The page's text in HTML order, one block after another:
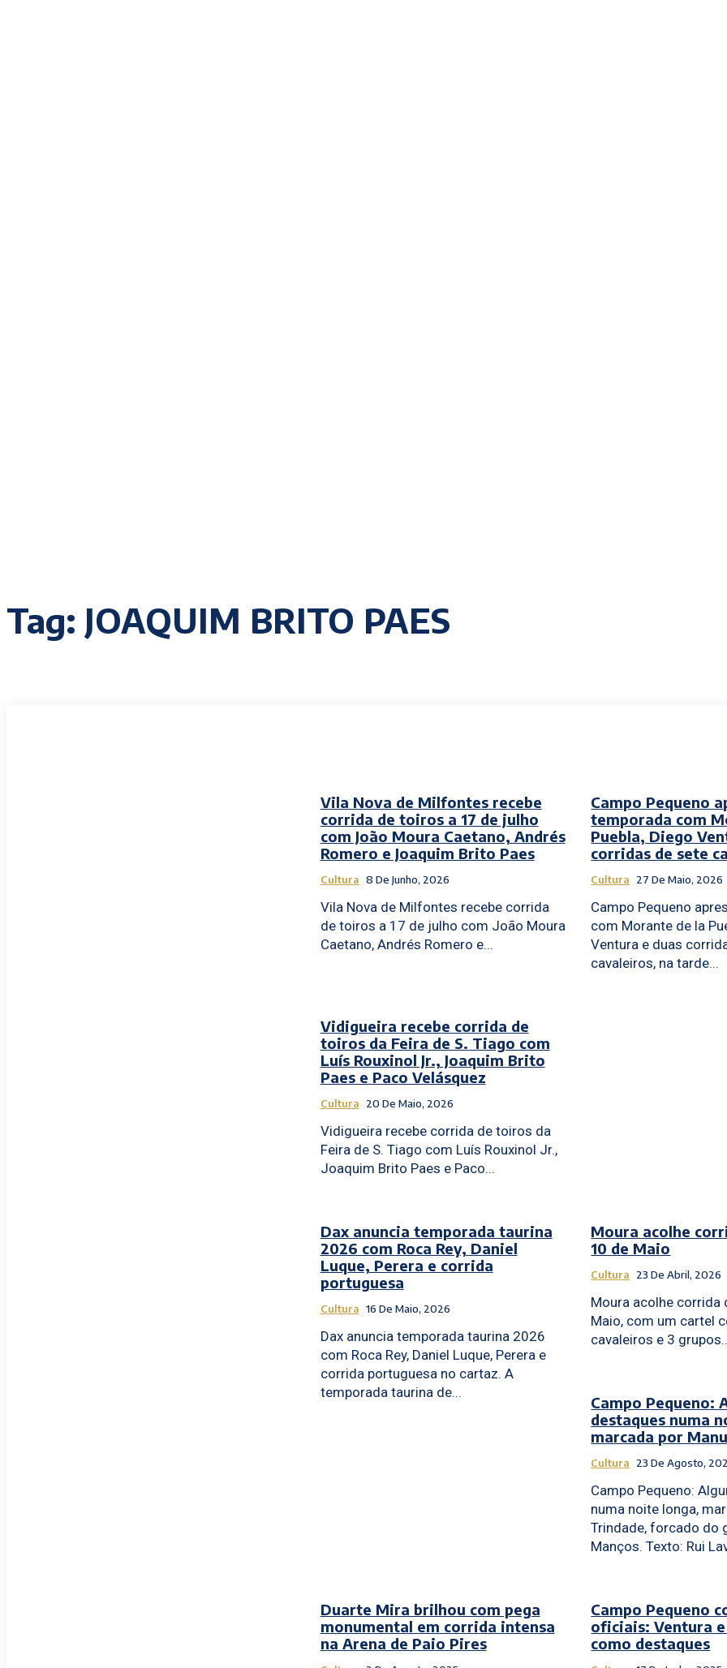
Tag: JOAQUIM BRITO PAES
Vila Nova de Milfontes recebe
corrida de toiros a 17 de julho
com João Moura Caetano, Andrés
Romero e Joaquim Brito Paes
Cultura 8 De Junho, 2026
Vila Nova de Milfontes recebe corrida
de toiros a 17 de julho com João Moura
Caetano, Andrés Romero e...
Campo Pequeno
temporada com
Puebla, Diego
corridas de sete
Cultura 27 De Maio, 2026
Campo Pequeno
com Morante de la
Ventura e duas
cavaleiros, na tarde...
Vidigueira recebe corrida de
toiros da Feira de S. Tiago com
Luís Rouxinol Jr., Joaquim Brito
Paes e Paco Velásquez
Cultura 20 De Maio, 2026
Vidigueira recebe corrida de toiros da
Feira de S. Tiago com Luís Rouxinol Jr.,
Joaquim Brito Paes e Paco...
Dax anuncia temporada taurina
2026 com Roca Rey, Daniel
Luque, Perera e corrida
portuguesa
Cultura 16 De Maio, 2026
Dax anuncia temporada taurina 2026
com Roca Rey, Daniel Luque, Perera e
corrida portuguesa no cartaz. A
temporada taurina de...
Moura acolhe
10 de Maio
Cultura 23 De Abril, 2026
Moura acolhe corrida
Maio, com um cartel
cavaleiros e 3
Campo Pequeno:
destaques numa
marcada por
Cultura 23 De Agosto,
Campo Pequeno:
numa noite longa,
Trindade, forcado do
Manços. Texto:
Duarte Mira brilhou com pega
monumental em corrida intensa
na Arena de Paio Pires
Campo Pequeno
oficiais: Ventura e
como destaques